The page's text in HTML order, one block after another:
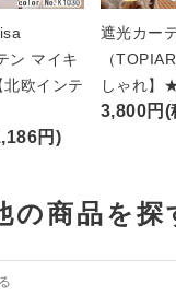
ン マイキ
欧インテ
円)
遮光カー
（
しゃれ】
3,800円(
の商品を探